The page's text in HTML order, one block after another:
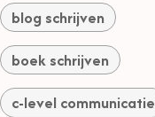
blog schrijven
boek schrijven
c-level communicatie